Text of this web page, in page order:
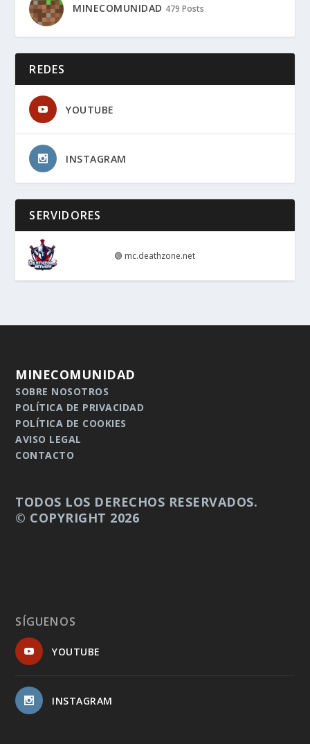
MINECOMUNIDAD 479 Posts
REDES
YOUTUBE
INSTAGRAM
SERVIDORES
🟢 mc.deathzone.net
MINECOMUNIDAD
SOBRE NOSOTROS
POLÍTICA DE PRIVACIDAD
POLÍTICA DE COOKIES
AVISO LEGAL
CONTACTO
TODOS LOS DERECHOS RESERVADOS.
© COPYRIGHT 2026
SÍGUENOS
YOUTUBE
INSTAGRAM